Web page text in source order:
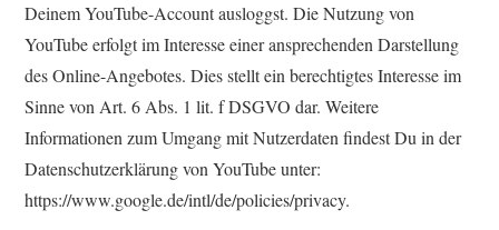
Deinem YouTube-Account ausloggst. Die Nutzung von
YouTube erfolgt im Interesse einer ansprechenden Darstellung
des Online-Angebotes. Dies stellt ein berechtigtes Interesse im
Sinne von Art. 6 Abs. 1 lit. f DSGVO dar. Weitere
Informationen zum Umgang mit Nutzerdaten findest Du in der
Datenschutzerklärung von YouTube unter:
https://www.google.de/intl/de/policies/privacy.